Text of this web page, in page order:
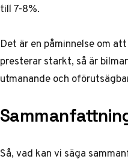
till 7-8%.
Det är en påminnelse om
presterar starkt, så är
utmanande och
Så, vad kan vi säga